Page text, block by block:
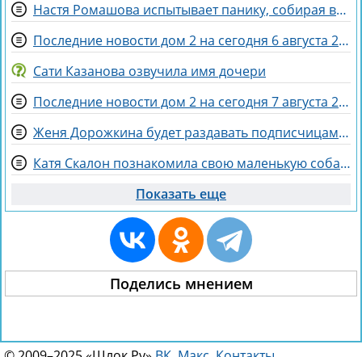
Настя Ромашова испытывает панику, собирая вещи для родов в Бразилии
Последние новости дом 2 на сегодня 6 августа 2026
Сати Казанова озвучила имя дочери
Последние новости дом 2 на сегодня 7 августа 2026
Женя Дорожкина будет раздавать подписчицам свои вещи
Катя Скалон познакомила свою маленькую собаку Еву с большим другом Женей
Показать еще
Поделись мнением